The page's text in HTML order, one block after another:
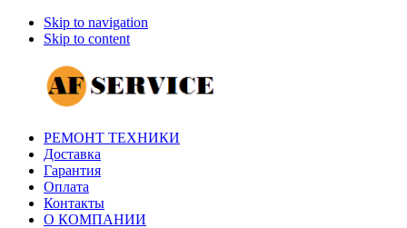
Skip to navigation
Skip to content
РЕМОНТ ТЕХНИКИ
Доставка
Гарантия
Оплата
Контакты
О КОМПАНИИ